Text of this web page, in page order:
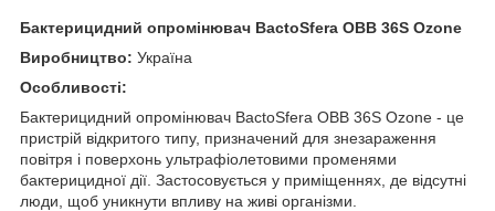
Бактерицидний опромінювач BactoSfera OBB 36S Ozone
Виробництво: Україна
Особливості:
Бактерицидний опромінювач BactoSfera OBB 36S Ozone - це
пристрій відкритого типу, призначений для знезараження
повітря і поверхонь ультрафіолетовими променями
бактерицидної дії. Застосовується у приміщеннях, де відсутні
люди, щоб уникнути впливу на живі організми.